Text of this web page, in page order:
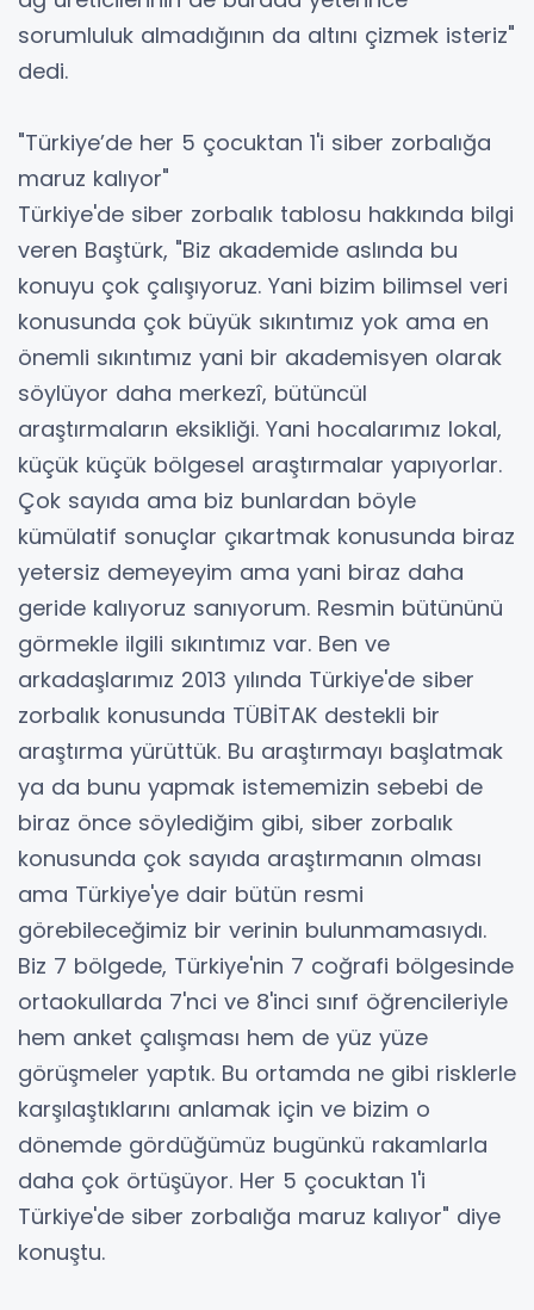
sorumluluk almadığının da altını çizmek isteriz"
dedi.
"Türkiye’de her 5 çocuktan 1'i siber zorbalığa
maruz kalıyor"
Türkiye'de siber zorbalık tablosu hakkında bilgi
veren Baştürk, "Biz akademide aslında bu
konuyu çok çalışıyoruz. Yani bizim bilimsel veri
konusunda çok büyük sıkıntımız yok ama en
önemli sıkıntımız yani bir akademisyen olarak
söylüyor daha merkezî, bütüncül
araştırmaların eksikliği. Yani hocalarımız lokal,
küçük küçük bölgesel araştırmalar yapıyorlar.
Çok sayıda ama biz bunlardan böyle
kümülatif sonuçlar çıkartmak konusunda biraz
yetersiz demeyeyim ama yani biraz daha
geride kalıyoruz sanıyorum. Resmin bütününü
görmekle ilgili sıkıntımız var. Ben ve
arkadaşlarımız 2013 yılında Türkiye'de siber
zorbalık konusunda TÜBİTAK destekli bir
araştırma yürüttük. Bu araştırmayı başlatmak
ya da bunu yapmak istememizin sebebi de
biraz önce söylediğim gibi, siber zorbalık
konusunda çok sayıda araştırmanın olması
ama Türkiye'ye dair bütün resmi
görebileceğimiz bir verinin bulunmamasıydı.
Biz 7 bölgede, Türkiye'nin 7 coğrafi bölgesinde
ortaokullarda 7'nci ve 8'inci sınıf öğrencileriyle
hem anket çalışması hem de yüz yüze
görüşmeler yaptık. Bu ortamda ne gibi risklerle
karşılaştıklarını anlamak için ve bizim o
dönemde gördüğümüz bugünkü rakamlarla
daha çok örtüşüyor. Her 5 çocuktan 1'i
Türkiye'de siber zorbalığa maruz kalıyor" diye
konuştu.